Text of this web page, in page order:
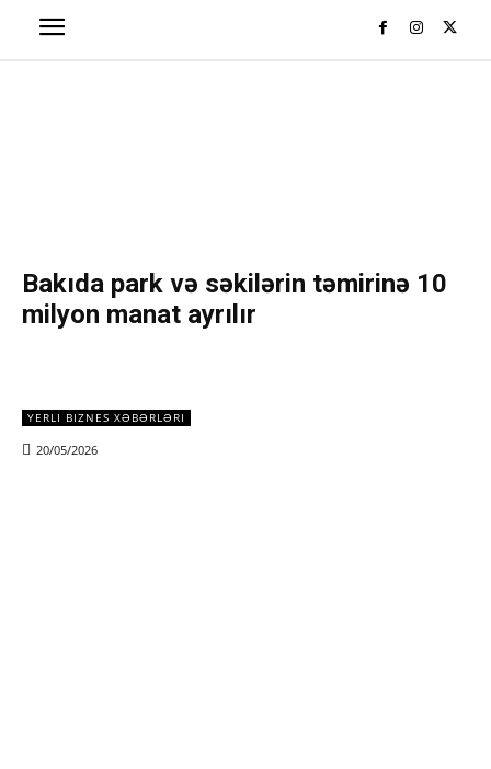
Bakıda park və səkilərin təmirinə 10
milyon manat ayrılır
YERLI BIZNES XƏBƏRLƏRI
20/05/2026